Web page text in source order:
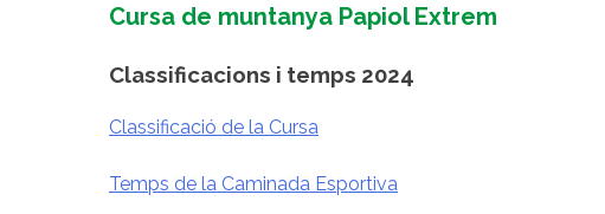
Cursa de muntanya Papiol Extrem
Classificacions i temps 2024
Classificació de la Cursa
Temps de la Caminada Esportiva